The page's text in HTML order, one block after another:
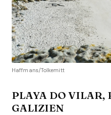
Haffmans/Tolkemitt
PLAYA DO VILAR,
GALIZIEN